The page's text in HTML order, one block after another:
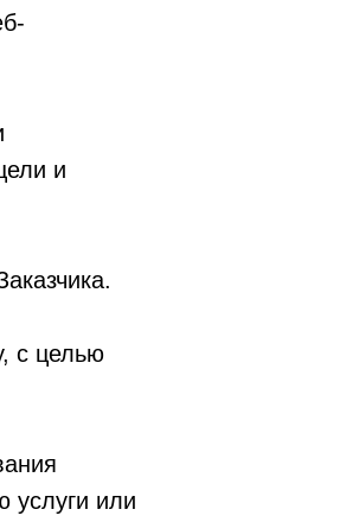
и
с целью
услуги или